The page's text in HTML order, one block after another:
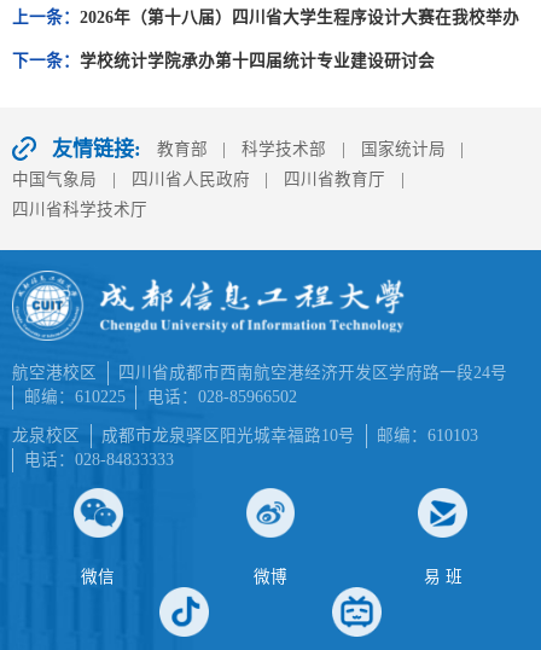
上一条： 2026年（第十八届）四川省大学生程序设计大赛在我校举办
下一条： 学校统计学院承办第十四届统计专业建设研讨会
友情链接: 教育部 | 科学技术部 | 国家统计局
|
中国气象局
| 四川省人民政府 | 四川省教育厅
|
四川省科学技术厅
航空港校区
四川省成都市西南航空港经济开发区学府路一段24号
邮编：610225
电话：028-85966502
龙泉校区 成都市龙泉驿区阳光城幸福路10号
邮编：610103
电话：028-84833333
微信 微博 易 班